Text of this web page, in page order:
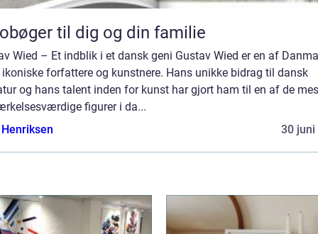
til dig og din familie
Wied – Et indblik i et dansk geni Gustav Wied er en af
forfattere og kunstnere. Hans unikke bidrag til dansk
og hans talent inden for kunst har gjort ham til en af de
figurer i da...
30 juni